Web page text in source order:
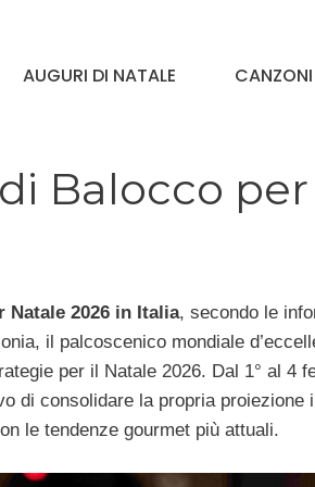
AUGURI DI NATALE CANZONI
Balocco
Natale 2026 in Italia, secondo le
il palcoscenico mondiale
per il Natale 2026. Dal 1° al 4
di consolidare la propria proiezione
le tendenze gourmet più attuali.